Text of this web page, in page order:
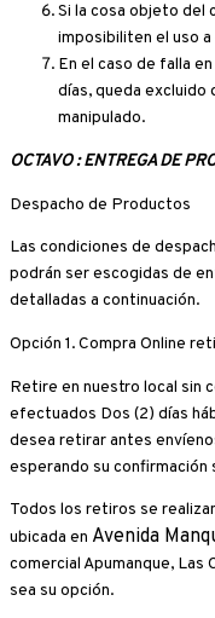
Si la cosa objeto
imposibiliten el uso
En el caso de falla
días, queda excluido
manipulado.
OCTAVO : ENTREGA DE
Despacho de Productos
Las condiciones de
podrán ser escogidas de
detalladas a continuación.
Opción 1. Compra Online
Retire en nuestro local sin
efectuados Dos (2) días
desea retirar antes
esperando su
Todos los retiros se
ubicada en Avenida
comercial Apumanque, Las
sea su opción.